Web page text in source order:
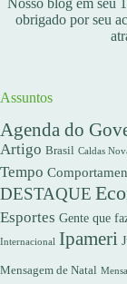
Nosso blog em seu
obrigado por seu
Assuntos
Agenda do
Artigo Brasil Caldas
Tempo
DESTAQUE
Esportes Gente que
Internacional Ipameri
Mensagem de Natal